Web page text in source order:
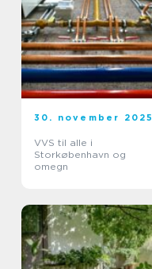
30. november 2025
VVS til alle i
Storkøbenhavn og
omegn